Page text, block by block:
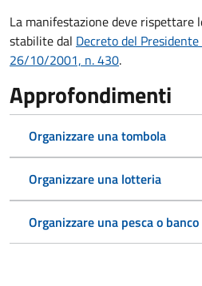
La manifestazione deve rispettare
stabilite dal Decreto del
26/10/2001, n. 430.
Approfondimenti
Organizzare una tombola
Organizzare una lotteria
Organizzare una pesca o